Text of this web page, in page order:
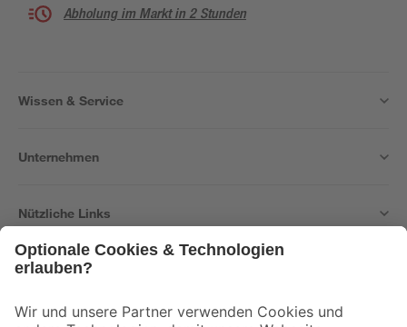
Abholung im Markt in 2 Stunden
Wissen & Service
Unternehmen
Nützliche Links
Der toom Newsletter: Keine Angebote und Aktionen mehr verpassen!